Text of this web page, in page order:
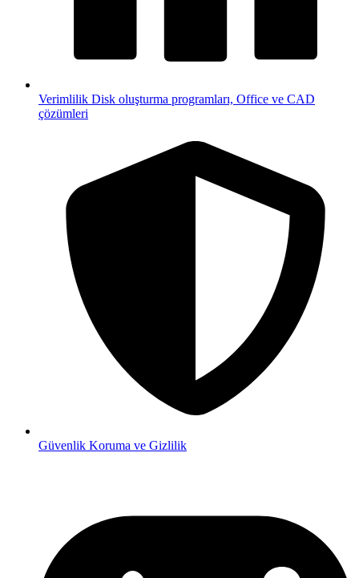
Verimlilik Disk oluşturma programları, Office ve CAD
çözümleri
Güvenlik Koruma ve Gizlilik